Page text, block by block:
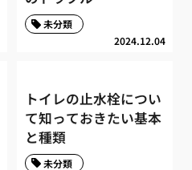
2024.12.04
未分類
トイレの止水栓につい
て知っておきたい基本
と種類
未分類